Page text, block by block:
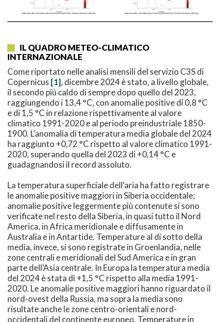
IL QUADRO METEO-CLIMATICO
INTERNAZIONALE
Come riportato nelle analisi mensili del servizio C3S di
Copernicus [1], dicembre 2024 è stato, a livello globale,
il secondo più caldo di sempre dopo quello del 2023,
raggiungendo i 13,4 °C, con anomalie positive di 0,8 °C
e di 1,5 °C in relazione rispettivamente al valore
climatico 1991-2020 e al periodo preindustriale 1850-
1900. L'anomalia di temperatura media globale del 2024
ha raggiunto +0,72 °C rispetto al valore climatico 1991-
2020, superando quella del 2023 di +0,14 °C e
guadagnandosi il record assoluto.
La temperatura superficiale dell'aria ha fatto registrare
le anomalie positive maggiori in Siberia occidentale;
anomalie positive leggermente più contenute si sono
verificate nel resto della Siberia, in quasi tutto il Nord
America, in Africa meridionale e diffusamente in
Australia e in Antartide. Temperature al di sotto della
media, invece, si sono registrate in Groenlandia, nelle
zone centrali e meridionali del Sud America e in gran
parte dell'Asia centrale. In Europa la temperatura media
del 2024 è stata di +1,5 °C rispetto alla media 1991-
2020. Le anomalie positive maggiori hanno riguardato il
nord-ovest della Russia, ma sopra la media sono
risultate anche le zone centro-orientali e nord-
occidentali del continente europeo. Temperature in